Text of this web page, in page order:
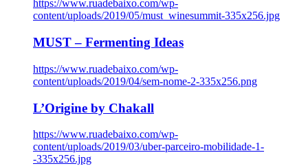
https://www.ruadebaixo.com/wp-
content/uploads/2019/05/must_winesummit-335x256.jpg
MUST – Fermenting Ideas
https://www.ruadebaixo.com/wp-
content/uploads/2019/04/sem-nome-2-335x256.png
L’Origine by Chakall
https://www.ruadebaixo.com/wp-
content/uploads/2019/03/uber-parceiro-mobilidade-1-
-335x256.jpg